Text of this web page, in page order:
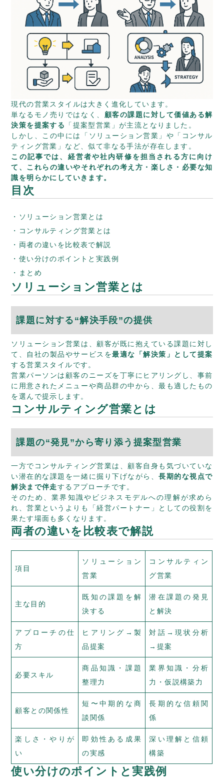
現代の営業スタイルは大きく進化しています。
単なるモノ売りではなく、 顧客の課題に対して価値ある解
決策を提案する
「提案型営業」が主流となりました。
しかし、この中には「ソリューション営業」や「コンサル
ティング営業」など、似て非なる手法が存在します。
この記事では、経営者や社内研修を担当される方に向け
て、これらの違いやそれぞれの考え方・楽しさ・必要な知
識を明らかにしていきます。
目次
ソリューション営業とは
コンサルティング営業とは
両者の違いを比較表で解説
使い分けのポイントと実践例
まとめ
ソリューション営業とは
課題に対する“解決手段”の提供
ソリューション営業は、顧客が既に抱えている課題に対し
て、自社の製品やサービスを最適な「解決策」として提案
する営業スタイルです。
営業パーソンは顧客のニーズを丁寧にヒアリングし、事前
に用意されたメニューや商品群の中から、最も適したもの
を選んで提示します。
コンサルティング営業とは
課題の“発見”から寄り添う提案型営業
一方でコンサルティング営業は、顧客自身も気づいていな
い潜在的な課題を一緒に掘り下げながら、長期的な視点で
解決まで伴走するアプローチです。
そのため、業界知識やビジネスモデルへの理解が求めら
れ、営業というよりも「経営パートナー」としての役割を
果たす場面も多くなります。
両者の違いを比較表で解説
項目
ソリューション
営業
コンサルティン
グ営業
主な目的
既知の課題を解
決する
潜在課題の発見
と解決
アプローチの仕
方
ヒアリング→製
品提案
対話→現状分析
→提案
必要スキル
商品知識・課題
整理力
業界知識・分析
力・仮説構築力
顧客との関係性
短〜中期的な商
談関係
長期的な信頼関
係
楽しさ・やりが
い
即効性ある成果
の実感
深い理解と信頼
構築
使い分けのポイントと実践例